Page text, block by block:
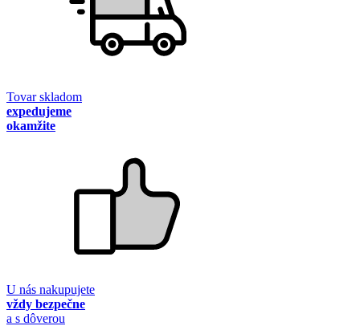
Tovar skladom
expedujeme
okamžite
U nás nakupujete
vždy bezpečne
a s dôverou